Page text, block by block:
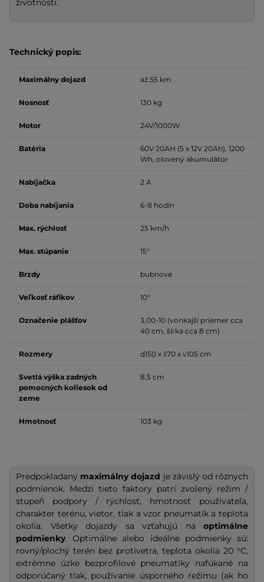
životnosti.
Technický popis:
Maximálny dojazd až 55 km
Nosnosť 130 kg
Motor 24V/1000W
Batéria
60V 20AH (5 x 12V 20Ah), 1200
Wh, olovený akumulátor
Nabíjačka 2 A
Doba nabíjania 6-8 hodín
Max. rýchlosť 25 km/h
Max. stúpanie 15°
Brzdy bubnové
Veľkosť ráfikov 10"
Označenie plášťov
3,00-10 (vonkajší priemer cca
40 cm, šírka cca 8 cm)
Rozmery d150 x š70 x v105 cm
Svetlá výška zadných
pomocných koliesok od
zeme
8,5 cm
Hmotnosť 103 kg
Predpokladaný maximálny dojazd je závislý od rôznych
podmienok. Medzi tieto faktory patrí zvolený režim /
stupeň podpory / rýchlosť, hmotnosť používateľa,
charakter terénu, vietor, tlak a vzor pneumatík a teplota
okolia. Všetky dojazdy sa vzťahujú na optimálne
podmienky. Optimálne alebo ideálne podmienky sú:
rovný/plochý terén bez protivetra, teplota okolia 20 °C,
extrémne úzke bezprofilové pneumatiky nafúkané na
odporúčaný tlak, používanie úsporného režimu (ak ho